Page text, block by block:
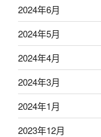
2024年6月
2024年5月
2024年4月
2024年3月
2024年1月
2023年12月